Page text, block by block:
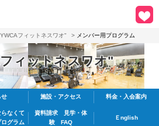
フィットネスワオ" > メンバー用プログラム
ィットネスワオ"
せ 施設・アクセス 料金・入会案内
らなくて
グラム
資料請求
見学・体
験 FAQ
Ｅnglish